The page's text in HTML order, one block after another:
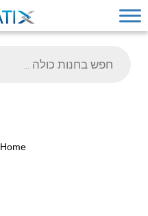
Home |